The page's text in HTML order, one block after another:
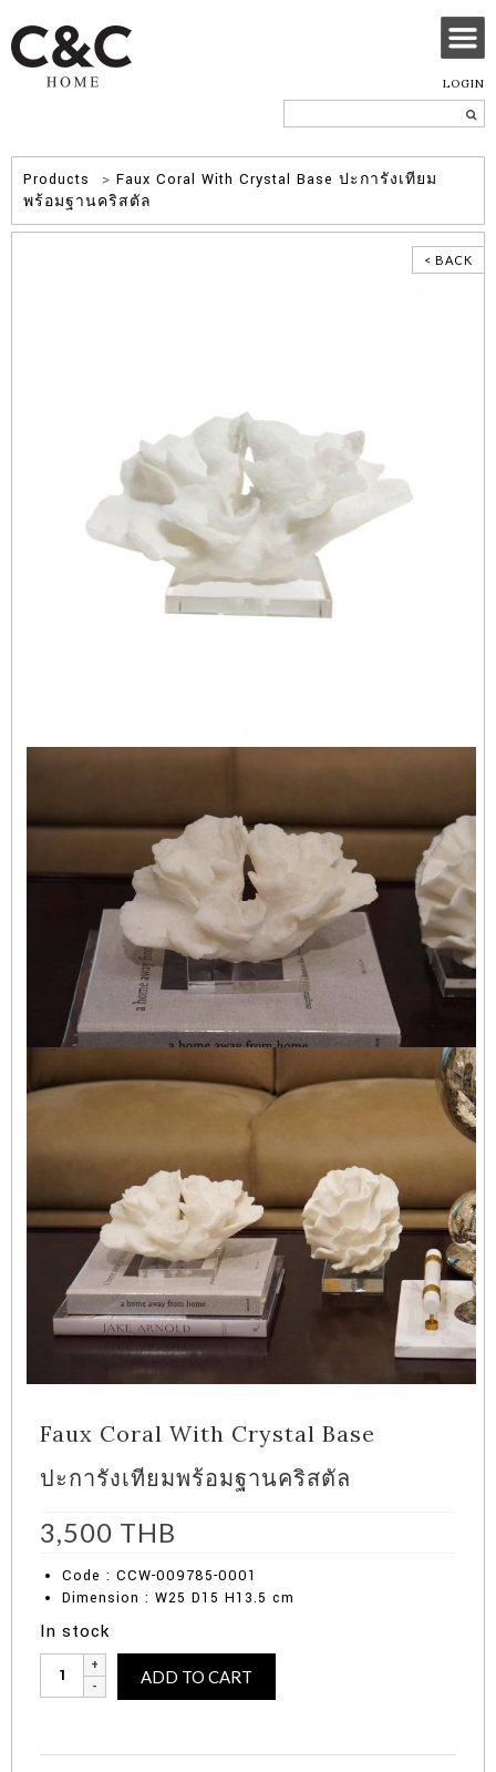
LOGIN
Products > Faux Coral With Crystal Base ปะการังเทียม
พร้อมฐานคริสตัล
< BACK
Faux Coral With Crystal Base
ปะการังเทียมพร้อมฐานคริสตัล
3,500 THB
Code : CCW-009785-0001
Dimension : W25 D15 H13.5 cm
In stock
Coral
Base
ADD TO CART